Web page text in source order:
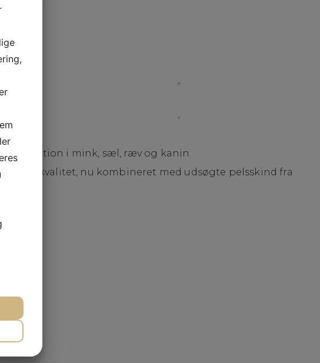
i mink, sæl, ræv og kanin.
kvalitet, nu kombineret med udsøgte pelsskind fra